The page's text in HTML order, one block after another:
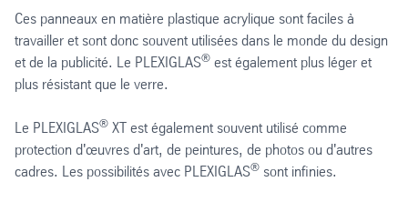
Ces panneaux en matière plastique acrylique sont faciles à
travailler et sont donc souvent utilisées dans le monde du design
et de la publicité. Le PLEXIGLAS® est également plus léger et
plus résistant que le verre.
Le PLEXIGLAS® XT est également souvent utilisé comme
protection d'œuvres d'art, de peintures, de photos ou d'autres
cadres. Les possibilités avec PLEXIGLAS® sont infinies.